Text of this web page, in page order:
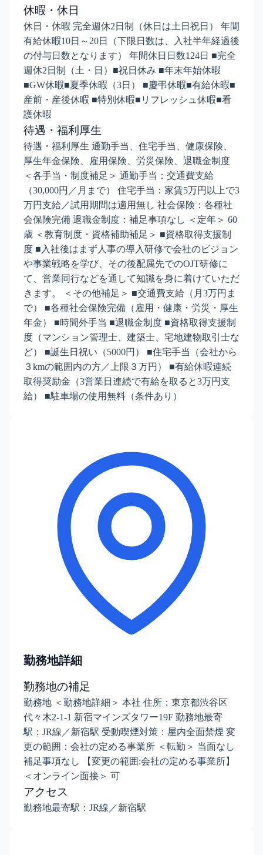
休暇・休日
休日・休暇 完全週休2日制（休日は土日祝日） 年間
有給休暇10日～20日（下限日数は、入社半年経過後
の付与日数となります） 年間休日日数124日 ■完全
週休2日制（土・日）■祝日休み ■年末年始休暇
■GW休暇■夏季休暇（3日） ■慶弔休暇■有給休暇■
産前・産後休暇 ■特別休暇■リフレッシュ休暇■看
護休暇
待遇・福利厚生
待遇・福利厚生 通勤手当、住宅手当、健康保険、
厚生年金保険、雇用保険、労災保険、退職金制度
＜各手当・制度補足＞ 通勤手当：交通費支給
（30,000円／月まで） 住宅手当：家賃5万円以上で3
万円支給／試用期間は適用無し 社会保険：各種社
会保険完備 退職金制度：補足事項なし ＜定年＞ 60
歳 ＜教育制度・資格補助補足＞ ■資格取得支援制
度 ■入社後はまず人事の導入研修で会社のビジョン
や事業戦略を学び、その後配属先でのOJT研修に
て、営業同行などを通して知識を身に着けていただ
きます。 ＜その他補足＞ ■交通費支給（月3万円ま
で） ■各種社会保険完備（雇用・健康・労災・厚生
年金） ■時間外手当 ■退職金制度 ■資格取得支援制
度（マンション管理士、建築士、宅地建物取引士な
ど） ■誕生日祝い（5000円） ■住宅手当（会社から
３kmの範囲内の方／上限３万円） ■有給休暇連続
取得奨励金（3営業日連続で有給を取ると3万円支
給） ■駐車場の使用無料（条件あり）
勤務地詳細
勤務地の補足
勤務地 ＜勤務地詳細＞ 本社 住所：東京都渋谷区
代々木2-1-1 新宿マインズタワー19F 勤務地最寄
駅：JR線／新宿駅 受動喫煙対策：屋内全面禁煙 変
更の範囲：会社の定める事業所 ＜転勤＞ 当面なし
補足事項なし 【変更の範囲:会社の定める事業所】
＜オンライン面接＞ 可
アクセス
勤務地最寄駅：JR線／新宿駅